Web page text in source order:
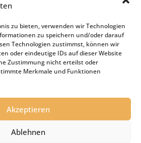
zu bieten, verwenden wir Technologien
zu speichern und/oder darauf
Technologien zustimmst, können wir
oder eindeutige IDs auf dieser Website
Zustimmung nicht erteilst oder
Merkmale und Funktionen
Akzeptieren
Ablehnen
Haftungsausschluss
Cookie-Richtlinie (EU)